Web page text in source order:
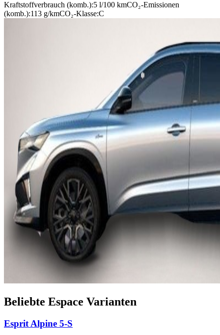
Kraftstoffverbrauch (komb.):5 l/100 kmCO₂-Emissionen
(komb.):113 g/kmCO₂-Klasse:C
Beliebte Espace Varianten
Esprit Alpine 5-S